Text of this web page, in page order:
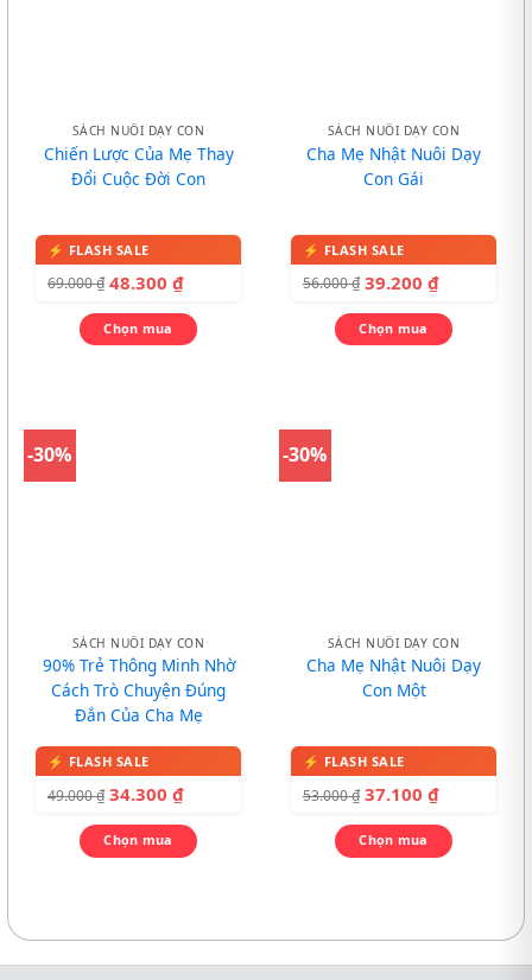
SÁCH NUÔI DẠY CON
Chiến Lược Của Mẹ Thay
Đổi Cuộc Đời Con
69.000₫ 48.300 ₫
Chọn mua
SÁCH NUÔI DẠY CON
Cha Mẹ Nhật Nuôi Dạy
Con Gái
56.000₫ 39.200 ₫
Chọn mua
-30%
SÁCH NUÔI DẠY CON
90% Trẻ Thông Minh Nhờ
Cách Trò Chuyện Đúng
Đắn Của Cha Mẹ
49.000₫ 34.300 ₫
Chọn mua
-30%
SÁCH NUÔI DẠY CON
Cha Mẹ Nhật Nuôi Dạy
Con Một
53.000₫ 37.100 ₫
Chọn mua